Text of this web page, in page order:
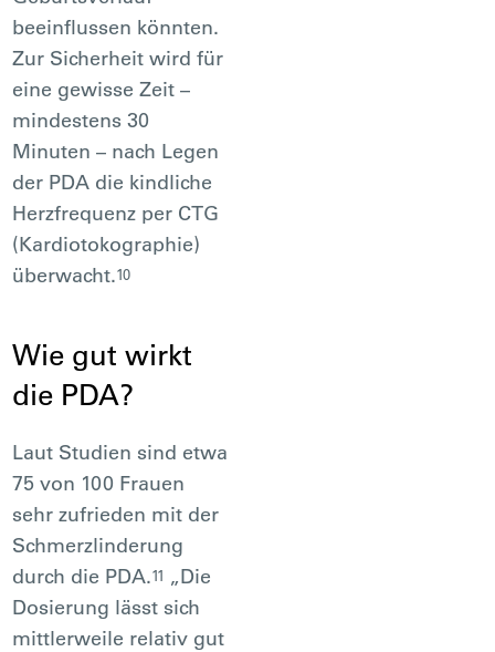
beeinflussen könnten.
Zur Sicherheit wird für
eine gewisse Zeit –
mindestens 30
Minuten – nach Legen
der PDA die kindliche
Herzfrequenz per CTG
(Kardiotokographie)
überwacht.10
Wie gut wirkt
die PDA?
Laut Studien sind etwa
75 von 100 Frauen
sehr zufrieden mit der
Schmerzlinderung
durch die PDA.11 „Die
Dosierung lässt sich
mittlerweile relativ gut